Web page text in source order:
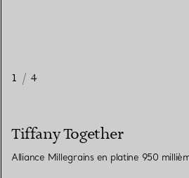
1 / 4
Tiffany Together
Alliance Millegrains en platine 950